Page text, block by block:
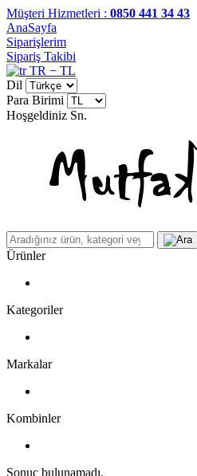
Müşteri Hizmetleri : 0850 441 34 43
AnaSayfa
Siparişlerim
Sipariş Takibi
TR − TL
Dil
Para Birimi
Hoşgeldiniz Sn.
Ürünler
Kategoriler
Markalar
Kombinler
Sonuç bulunamadı.